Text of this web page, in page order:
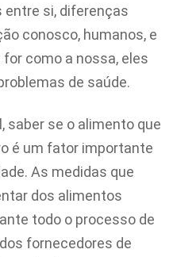
si, diferenças
conosco, humanos, e
como a nossa, eles
de saúde.
saber se o alimento que
é um fator importante
As medidas que
dos alimentos
todo o processo de
fornecedores de